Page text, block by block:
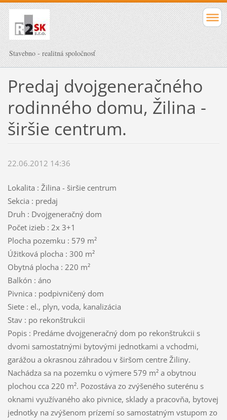
Stavebno - realitná spoločnosť
Predaj dvojgeneračného
rodinného domu, Žilina -
širšie centrum.
22.06.2012 14:36
Lokalita : Žilina - širšie centrum
Sekcia : predaj
Druh : Dvojgeneračný dom
Počet izieb : 2x 3+1
Plocha pozemku : 579 m²
Úžitková plocha : 300 m²
Obytná plocha : 220 m²
Balkón : áno
Pivnica : podpivničený dom
Siete : el., plyn, voda, kanalizácia
Stav : po rekonštrukcii
Popis : Predáme dvojgeneračný dom po rekonštrukcii s
dvomi samostatnými bytovými jednotkami a vchodmi,
garážou a okrasnou záhradou v širšom centre Žiliny.
Nachádza sa na pozemku o výmere 579 m² a obytnou
plochou cca 220 m². Pozostáva zo zvýšeného suterénu s
oknami využívaného ako pivnice, sklady a pracovňa, bytovej
jednotky na zvýšenom prízemí so samostatným vstupom zo